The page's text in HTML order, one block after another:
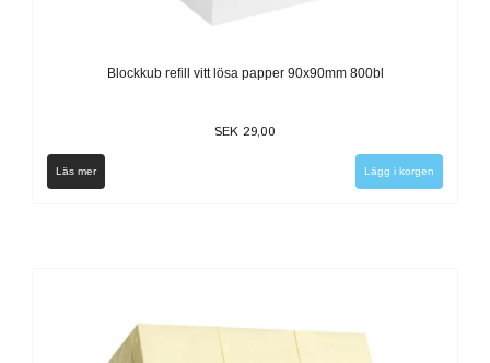
Blockkub refill vitt lösa papper 90x90mm 800bl
SEK 29,00
Läs mer